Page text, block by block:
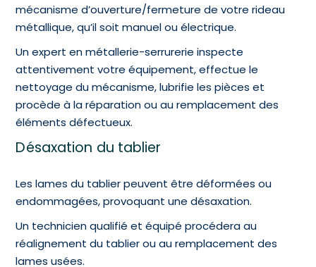
mécanisme d’ouverture/fermeture de votre rideau
métallique, qu’il soit manuel ou électrique.
Un expert en métallerie-serrurerie inspecte
attentivement votre équipement, effectue le
nettoyage du mécanisme, lubrifie les pièces et
procède à la réparation ou au remplacement des
éléments défectueux.
Désaxation du tablier
Les lames du tablier peuvent être déformées ou
endommagées, provoquant une désaxation.
Un technicien qualifié et équipé procédera au
réalignement du tablier ou au remplacement des
lames usées.